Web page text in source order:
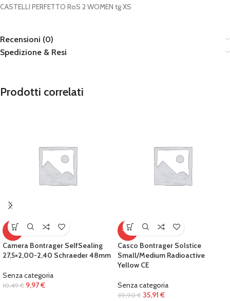
CASTELLI PERFETTO RoS 2 WOMEN tg XS
Recensioni (0)
Spedizione & Resi
Prodotti correlati
-5%
Camera Bontrager SelfSealing
27,5×2,00-2,40 Schraeder 48mm
Senza categoria
10,49€ 9,97€
-10%
Casco Bontrager Solstice
Small/Medium Radioactive
Yellow CE
Senza categoria
39,90€ 35,91 €